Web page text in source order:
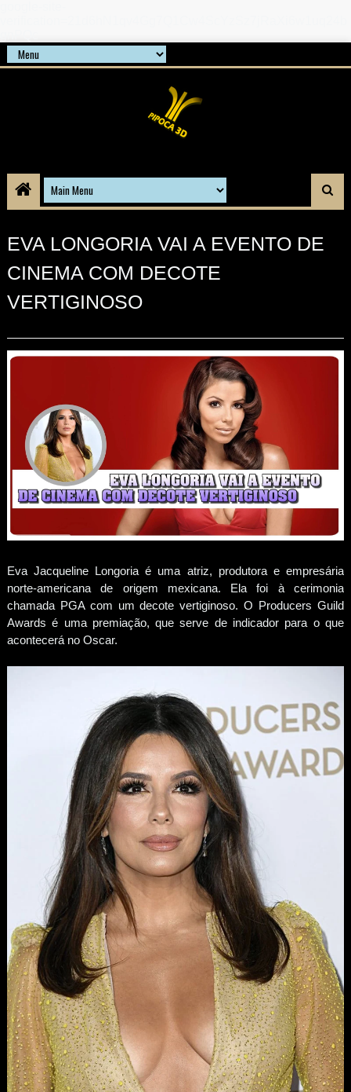
EVA LONGORIA VAI A EVENTO DE
CINEMA COM DECOTE
VERTIGINOSO
Eva Jacqueline Longoria é uma atriz, produtora e empresária
norte-americana de origem mexicana. Ela foi à cerimonia
chamada PGA com um decote vertiginoso. O Producers Guild
Awards é uma premiação, que serve de indicador para o que
acontecerá no Oscar.